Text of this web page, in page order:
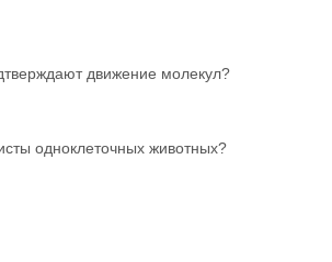
движение молекул?
одноклеточных животных?